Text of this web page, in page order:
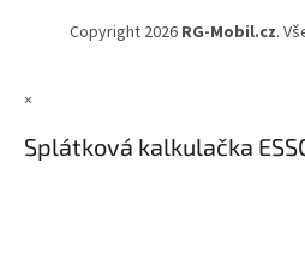
Copyright 2026 RG-Mobil.cz.
×
Splátková kalkulačka